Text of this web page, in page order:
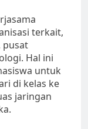
terkait,
pusat
Hal ini
untuk
di kelas ke
jaringan